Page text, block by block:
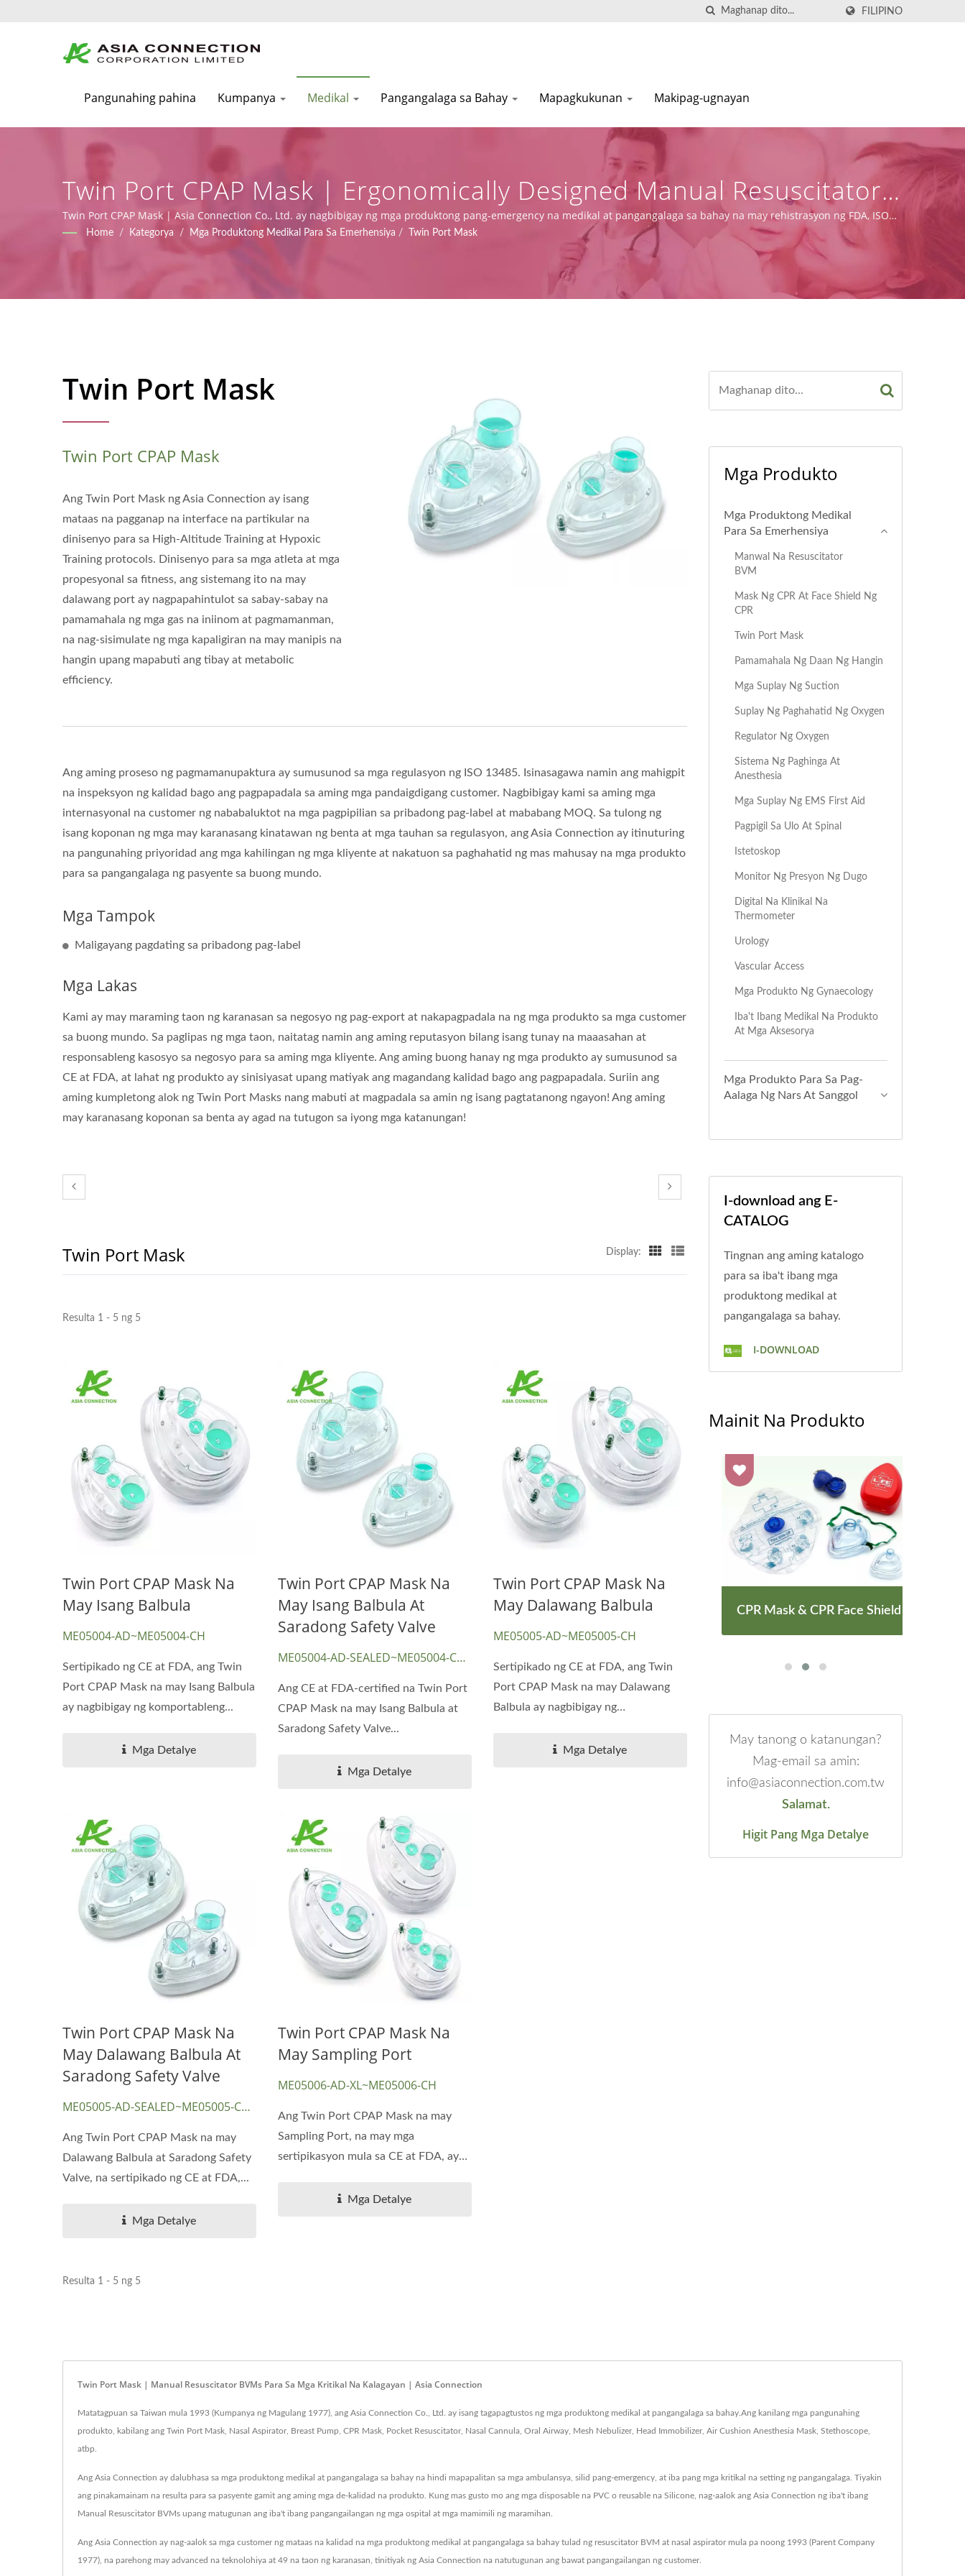
FILIPINO
Pangunahing pahina Kumpanya Medikal Pangangalaga sa Bahay Mapagkukunan Makipag-ugnayan
Twin Port CPAP Mask | Ergonomically Designed Manual Resuscitator
BVMs | Asia Connection
Twin Port CPAP Mask | Asia Connection Co., Ltd. ay nagbibigay ng mga produktong pang-emergency na medikal at pangangalaga sa bahay na may rehistrasyon ng FDA, ISO
9001, ISO 13485 at mga sertipiko ng CE sa ilalim ng MDR (Regulasyon (EU) 2017/745), kasama ang disenyo, OEM, at kakayahan sa pagmamanupaktura.
Home / Kategorya / Mga Produktong Medikal Para Sa Emerhensiya / Twin Port Mask
Twin Port Mask
Twin Port CPAP Mask
Ang Twin Port Mask ng Asia Connection ay isang
mataas na pagganap na interface na partikular na
dinisenyo para sa High-Altitude Training at Hypoxic
Training protocols. Dinisenyo para sa mga atleta at mga
propesyonal sa fitness, ang sistemang ito na may
dalawang port ay nagpapahintulot sa sabay-sabay na
pamamahala ng mga gas na iniinom at pagmamanman,
na nag-sisimulate ng mga kapaligiran na may manipis na
hangin upang mapabuti ang tibay at metabolic
efficiency.
Ang aming proseso ng pagmamanupaktura ay sumusunod sa mga regulasyon ng ISO 13485. Isinasagawa namin ang mahigpit
na inspeksyon ng kalidad bago ang pagpapadala sa aming mga pandaigdigang customer. Nagbibigay kami sa aming mga
internasyonal na customer ng nababaluktot na mga pagpipilian sa pribadong pag-label at mababang MOQ. Sa tulong ng
isang koponan ng mga may karanasang kinatawan ng benta at mga tauhan sa regulasyon, ang Asia Connection ay itinuturing
na pangunahing priyoridad ang mga kahilingan ng mga kliyente at nakatuon sa paghahatid ng mas mahusay na mga produkto
para sa pangangalaga ng pasyente sa buong mundo.
Mga Tampok
Maligayang pagdating sa pribadong pag-label
Mga Lakas
Kami ay may maraming taon ng karanasan sa negosyo ng pag-export at nakapagpadala na ng mga produkto sa mga customer
sa buong mundo. Sa paglipas ng mga taon, naitatag namin ang aming reputasyon bilang isang tunay na maaasahan at
responsableng kasosyo sa negosyo para sa aming mga kliyente. Ang aming buong hanay ng mga produkto ay sumusunod sa
CE at FDA, at lahat ng produkto ay sinisiyasat upang matiyak ang magandang kalidad bago ang pagpapadala. Suriin ang
aming kumpletong alok ng Twin Port Masks nang mabuti at magpadala sa amin ng isang pagtatanong ngayon! Ang aming
may karanasang koponan sa benta ay agad na tutugon sa iyong mga katanungan!
Twin Port Mask Display:
Resulta 1 - 5 ng 5
Twin Port CPAP Mask Na
May Isang Balbula
ME05004-AD~ME05004-CH
Sertipikado ng CE at FDA, ang Twin
Port CPAP Mask na may Isang Balbula
ay nagbibigay ng komportableng...
Mga Detalye
Twin Port CPAP Mask Na
May Isang Balbula At
Saradong Safety Valve
ME05004-AD-SEALED~ME05004-CH-
Ang CE at FDA-certified na Twin Port
CPAP Mask na may Isang Balbula at
Saradong Safety Valve...
Mga Detalye
Twin Port CPAP Mask Na
May Dalawang Balbula
ME05005-AD~ME05005-CH
Sertipikado ng CE at FDA, ang Twin
Port CPAP Mask na may Dalawang
Balbula ay nagbibigay ng
Mga Detalye
Twin Port CPAP Mask Na
May Dalawang Balbula At
Saradong Safety Valve
ME05005-AD-SEALED~ME05005-CH-
Ang Twin Port CPAP Mask na may
Dalawang Balbula at Saradong Safety
Valve, na sertipikado ng CE at FDA,...
Mga Detalye
Twin Port CPAP Mask Na
May Sampling Port
ME05006-AD-XL~ME05006-CH
Ang Twin Port CPAP Mask na may
Sampling Port, na may mga
sertipikasyon mula sa CE at FDA, ay
Mga Detalye
Resulta 1 - 5 ng 5
Mga Produkto
Mga Produktong Medikal
Para Sa Emerhensiya
Manwal Na Resuscitator
BVM
Mask Ng CPR At Face Shield Ng
CPR
Twin Port Mask
Pamamahala Ng Daan Ng Hangin
Mga Suplay Ng Suction
Suplay Ng Paghahatid Ng Oxygen
Regulator Ng Oxygen
Sistema Ng Paghinga At
Anesthesia
Mga Suplay Ng EMS First Aid
Pagpigil Sa Ulo At Spinal
Istetoskop
Monitor Ng Presyon Ng Dugo
Digital Na Klinikal Na
Thermometer
Urology
Vascular Access
Mga Produkto Ng Gynaecology
Iba't Ibang Medikal Na Produkto
At Mga Aksesorya
Mga Produkto Para Sa Pag-
Aalaga Ng Nars At Sanggol
I-download ang E-
CATALOG
Tingnan ang aming katalogo
para sa iba't ibang mga
produktong medikal at
pangangalaga sa bahay.
I-DOWNLOAD
Mainit Na Produkto
CPR Mask & CPR Face Shield
Twin Port CPAP Mask
Nasal Aspirator CPR Mask & CPR Face Shield
May tanong o katanungan?
Mag-email sa amin:
info@asiaconnection.com.tw
Salamat.
Higit Pang Mga Detalye
Twin Port Mask | Manual Resuscitator BVMs Para Sa Mga Kritikal Na Kalagayan | Asia Connection
Matatagpuan sa Taiwan mula 1993 (Kumpanya ng Magulang 1977), ang Asia Connection Co., Ltd. ay isang tagapagtustos ng mga produktong medikal at pangangalaga sa bahay.Ang kanilang mga pangunahing
produkto, kabilang ang Twin Port Mask, Nasal Aspirator, Breast Pump, CPR Mask, Pocket Resuscitator, Nasal Cannula, Oral Airway, Mesh Nebulizer, Head Immobilizer, Air Cushion Anesthesia Mask, Stethoscope,
atbp.
Ang Asia Connection ay dalubhasa sa mga produktong medikal at pangangalaga sa bahay na hindi mapapalitan sa mga ambulansya, silid pang-emergency, at iba pang mga kritikal na setting ng pangangalaga. Tiyakin
ang pinakamainam na resulta para sa pasyente gamit ang aming mga de-kalidad na produkto. Kung mas gusto mo ang mga disposable na PVC o reusable na Silicone, nag-aalok ang Asia Connection ng iba't ibang
Manual Resuscitator BVMs upang matugunan ang iba't ibang pangangailangan ng mga ospital at mga mamimili ng maramihan.
Ang Asia Connection ay nag-aalok sa mga customer ng mataas na kalidad na mga produktong medikal at pangangalaga sa bahay tulad ng resuscitator BVM at nasal aspirator mula pa noong 1993 (Parent Company
1977), na parehong may advanced na teknolohiya at 49 na taon ng karanasan, tinitiyak ng Asia Connection na natutugunan ang bawat pangangailangan ng customer.